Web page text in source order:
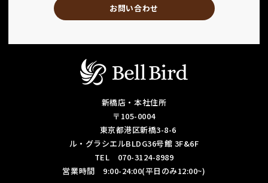
お問い合わせ
新橋店・本社住所
〒105-0004
東京都港区新橋3-8-6
ル・グラシエルBLDG36号館 3F&6F
TEL 070-3124-8989
営業時間 9:00-24:00(平日のみ12:00~)